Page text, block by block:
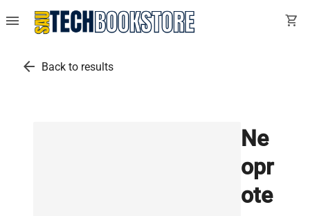
menu shopping_cart
arrow_back Back to results
Ne
opr
ote